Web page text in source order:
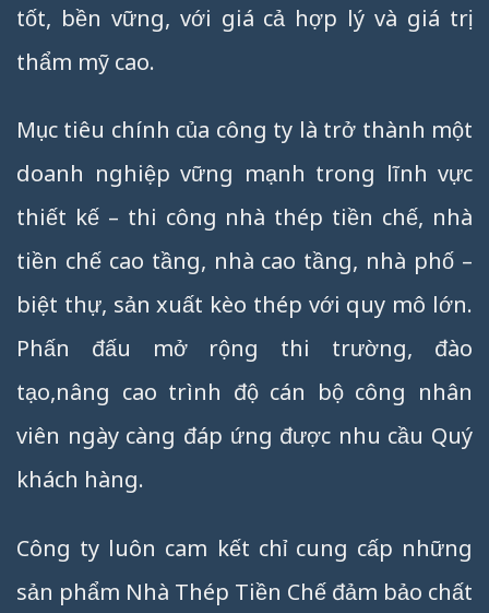
tốt, bền vững, với giá cả hợp lý và giá trị
thẩm mỹ cao.
Mục tiêu chính của công ty là trở thành một
doanh nghiệp vững mạnh trong lĩnh vực
thiết kế – thi công nhà thép tiền chế, nhà
tiền chế cao tầng, nhà cao tầng, nhà phố –
biệt thự, sản xuất kèo thép với quy mô lớn.
Phấn đấu mở rộng thi trường, đào
tạo,nâng cao trình độ cán bộ công nhân
viên ngày càng đáp ứng được nhu cầu Quý
khách hàng.
Công ty luôn cam kết chỉ cung cấp những
sản phẩm Nhà Thép Tiền Chế đảm bảo chất